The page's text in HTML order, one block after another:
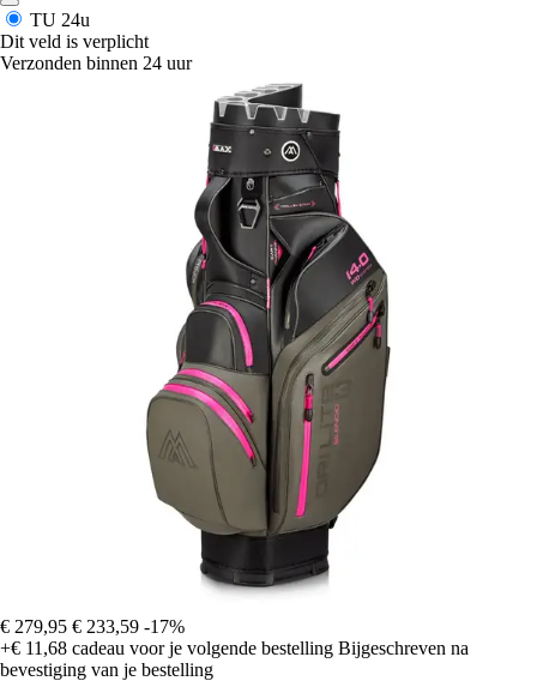
TU 24u
Dit veld is verplicht
Verzonden binnen 24 uur
€ 279,95 € 233,59 -17%
+€ 11,68 cadeau voor je volgende bestelling Bijgeschreven na
bevestiging van je bestelling